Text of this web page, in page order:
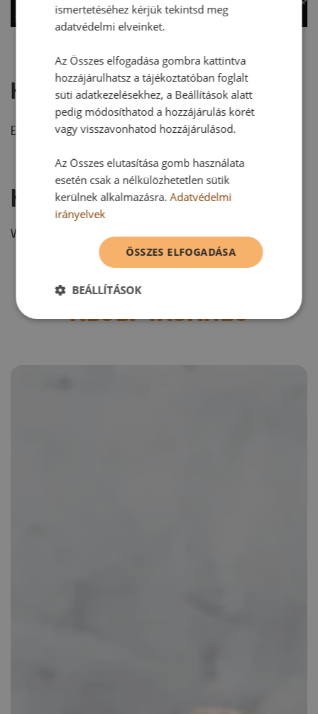
Hozzászólások
Ehhez a recepthez még nem érkezett hozzászólás.
Hozzászólás írása
Vélemény írásához, kérjük,jelentkezz be!
RECEPTAJÁNLÓ
ismertetéséhez kérjük tekintsd meg
adatvédelmi elveinket.
Az Összes elfogadása gombra kattintva
hozzájárulhatsz a tájékoztatóban foglalt
süti adatkezelésekhez, a Beállítások alatt
pedig módosíthatod a hozzájárulás körét
vagy visszavonhatod hozzájárulásod.
Az Összes elutasítása gomb használata
esetén csak a nélkülözhetetlen sütik
kerülnek alkalmazásra.Adatvédelmi
irányelvek
ÖSSZES ELFOGADÁSA
BEÁLLÍTÁSOK